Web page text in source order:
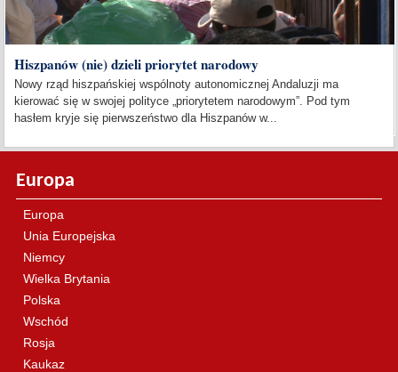
Hiszpanów (nie) dzieli priorytet narodowy
Nowy rząd hiszpańskiej wspólnoty autonomicznej Andaluzji ma
kierować się w swojej polityce „priorytetem narodowym”. Pod tym
hasłem kryje się pierwszeństwo dla Hiszpanów w...
Europa
Europa
Unia Europejska
Niemcy
Wielka Brytania
Polska
Wschód
Rosja
Kaukaz